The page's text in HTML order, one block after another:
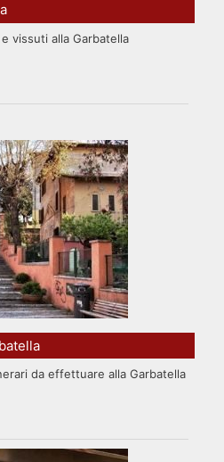
vissuti alla Garbatella
da effettuare alla Garbatella